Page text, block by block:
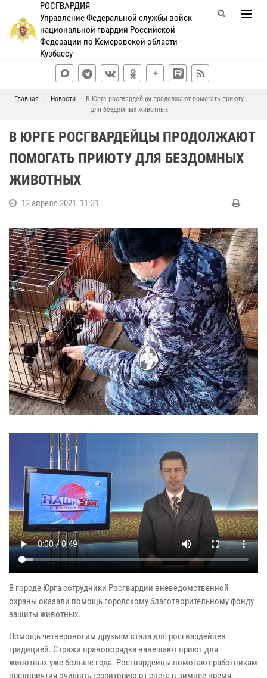
РОСГВАРДИЯ
Управление Федеральной службы войск
национальной гвардии Российской
Федерации по Кемеровской области -
Кузбассу
Главная Новости
В Юрге росгвардейцы продолжают помогать приюту
для бездомных животных
В ЮРГЕ РОСГВАРДЕЙЦЫ ПРОДОЛЖАЮТ
ПОМОГАТЬ ПРИЮТУ ДЛЯ БЕЗДОМНЫХ
ЖИВОТНЫХ
12 апреля 2021, 11:31
В городе Юрга сотрудники Росгвардии вневедомственной
охраны оказали помощь городскому благотворительному фонду
защиты животных.
Помощь четвероногим друзьям стала для росгвардейцев
традицией. Стражи правопорядка навещают приют для
животных уже больше года. Росгвардейцы помогают работникам
предприятия очищать территорию от снега в зимнее время,